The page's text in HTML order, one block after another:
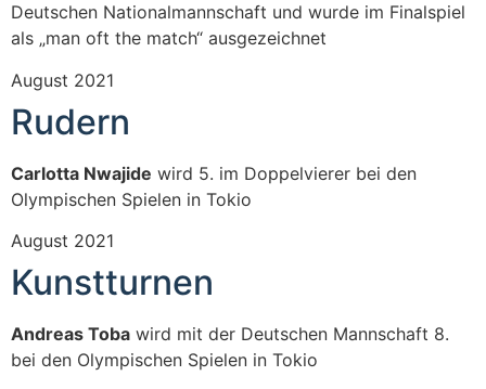
Deutschen Nationalmannschaft und wurde im Finalspiel
als „man oft the match“ ausgezeichnet
August 2021
Rudern
Carlotta Nwajide wird 5. im Doppelvierer bei den
Olympischen Spielen in Tokio
August 2021
Kunstturnen
Andreas Toba wird mit der Deutschen Mannschaft 8.
bei den Olympischen Spielen in Tokio